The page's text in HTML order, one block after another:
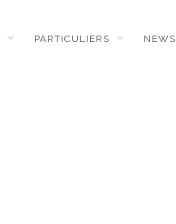
PARTICULIERS NEWS